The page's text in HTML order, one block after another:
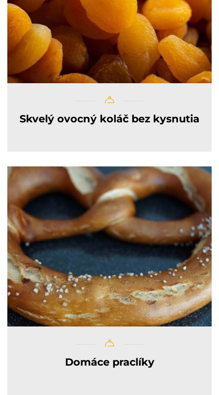
Skvelý ovocný koláč bez kysnutia
Domáce praclíky